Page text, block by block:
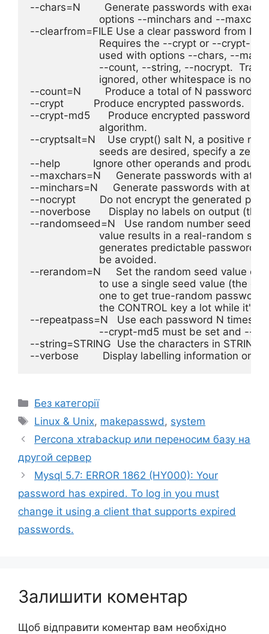
--chars=N        Generate passwords with
options --minchars and --
--clearfrom=FILE Use a clear password from
Requires the --crypt or --
used with options --chars, --
--count, --string, --nocrypt.
                       ignored, other whitespace is not.
--count=N        Produce a total of N passwords
--crypt          Produce encrypted passwords.
--crypt-md5      Produce encrypted passwords
                       algorithm.
--cryptsalt=N    Use crypt() salt N, a positive
seeds are desired, specify a
--help           Ignore other operands and produce
--maxchars=N     Generate passwords with at
--minchars=N     Generate passwords with at
--nocrypt        Do not encrypt the generated
--noverbose      Display no labels on output (the
--randomseed=N   Use random number seed
value results in a real-random
generates predictable
                       be avoided.
--rerandom=N     Set the random seed value
to use a single seed value (the
one to get true-random
the CONTROL key a lot while it's
--repeatpass=N   Use each password N times
--crypt-md5 must be set and --
--string=STRING  Use the characters in
Категорії
Без категорії
Позначки
Linux & Unix, makepasswd , system
Percona xtrabackup или переносим базу на
другой сервер
Mysql 5.7: ERROR 1862 (HY000): Your
password has expired. To log in you must
change it using a client that supports expired
passwords.
Залишити коментар
Щоб відправити коментар вам необхідно